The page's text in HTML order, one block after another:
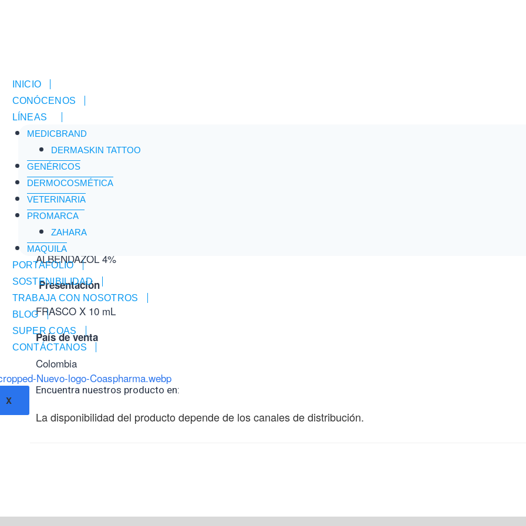
INICIO
CONÓCENOS
LÍNEAS
MEDICBRAND
DERMASKIN TATTOO
GENÉRICOS
DERMOCOSMÉTICA
VETERINARIA
PROMARCA
ZAHARA
MAQUILA
PORTAFOLIO
SOSTENIBILIDAD
TRABAJA CON NOSOTROS
BLOG
SUPER COAS
CONTÁCTANOS
X
Inicio / Tienda / NEMACIST 4 % SUSPENCIÓN
Prescripción Médica
NEMACIST 4 % SUSPENCIÓN
Principio Activo:
ALBENDAZOL 4%
Presentación
FRASCO X 10 mL
País de venta
Colombia
Encuentra nuestros producto en:
La disponibilidad del producto depende de los canales de distribución.